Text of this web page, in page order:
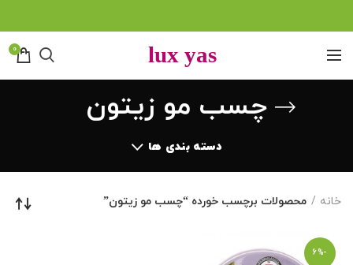
0
چسب مو زیتون
دسته بندی ها
خانه محصولات برچسب خورده “چسب مو زیتون”
-6%